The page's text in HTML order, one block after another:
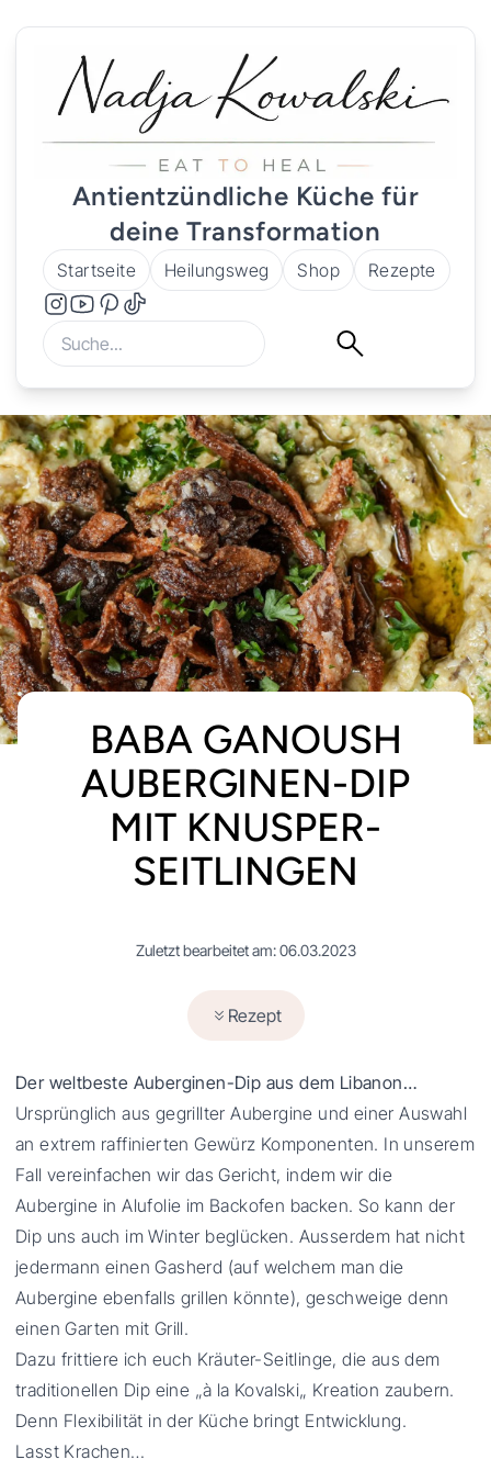
Antientzündliche Küche für
deine Transformation
Startseite Heilungsweg Shop Rezepte
BABA GANOUSH
AUBERGINEN-DIP
MIT KNUSPER-
SEITLINGEN
Zuletzt bearbeitet am: 06.03.2023
Rezept
Der weltbeste Auberginen-Dip aus dem Libanon…
Ursprünglich aus gegrillter Aubergine und einer Auswahl
an extrem raffinierten Gewürz Komponenten. In unserem
Fall vereinfachen wir das Gericht, indem wir die
Aubergine in Alufolie im Backofen backen. So kann der
Dip uns auch im Winter beglücken. Ausserdem hat nicht
jedermann einen Gasherd (auf welchem man die
Aubergine ebenfalls grillen könnte), geschweige denn
einen Garten mit Grill.
Dazu frittiere ich euch Kräuter-Seitlinge, die aus dem
traditionellen Dip eine „à la Kovalski„ Kreation zaubern.
Denn Flexibilität in der Küche bringt Entwicklung.
Lasst Krachen…